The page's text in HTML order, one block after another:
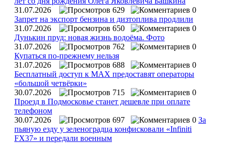
31.07.2026
629
0
Запрет на экспорт бензина и дизтоплива продлили
31.07.2026
650
0
Дунькин пруд: новая жизнь водоёма. Фото
31.07.2026
762
0
Купаться по‑прежнему нельзя
31.07.2026
688
0
Бесплатный доступ к MAX предоставят операторы
«большой четвёрки»
30.07.2026
715
0
Проезд в Подмосковье станет дешевле при оплате
телефоном
30.07.2026
697 0 За
пьяную езду у зеленоградца конфисковали «Infiniti
FX37» и передали военным